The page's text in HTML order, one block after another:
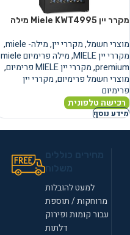
מקרר יין Miele KWT4995 מילה
מוצרי חשמל,מקררי יין,מילה- miele
,
מקררי יין MIELE
,
מילה פרימיום miele
premium
,מקררי יין MIELE פרימיום
,
מוצרי חשמל פרימיום,מקררי יין
פרימיום
רכישה טלפונית
מידע נוסף
למעט להובלות
מרוחקות / תוספת
עבור קומות ופירוק
דלתות